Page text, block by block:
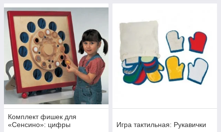
Комплект фишек для
«Сенсино»: цифры
Игра тактильная: Рукавички